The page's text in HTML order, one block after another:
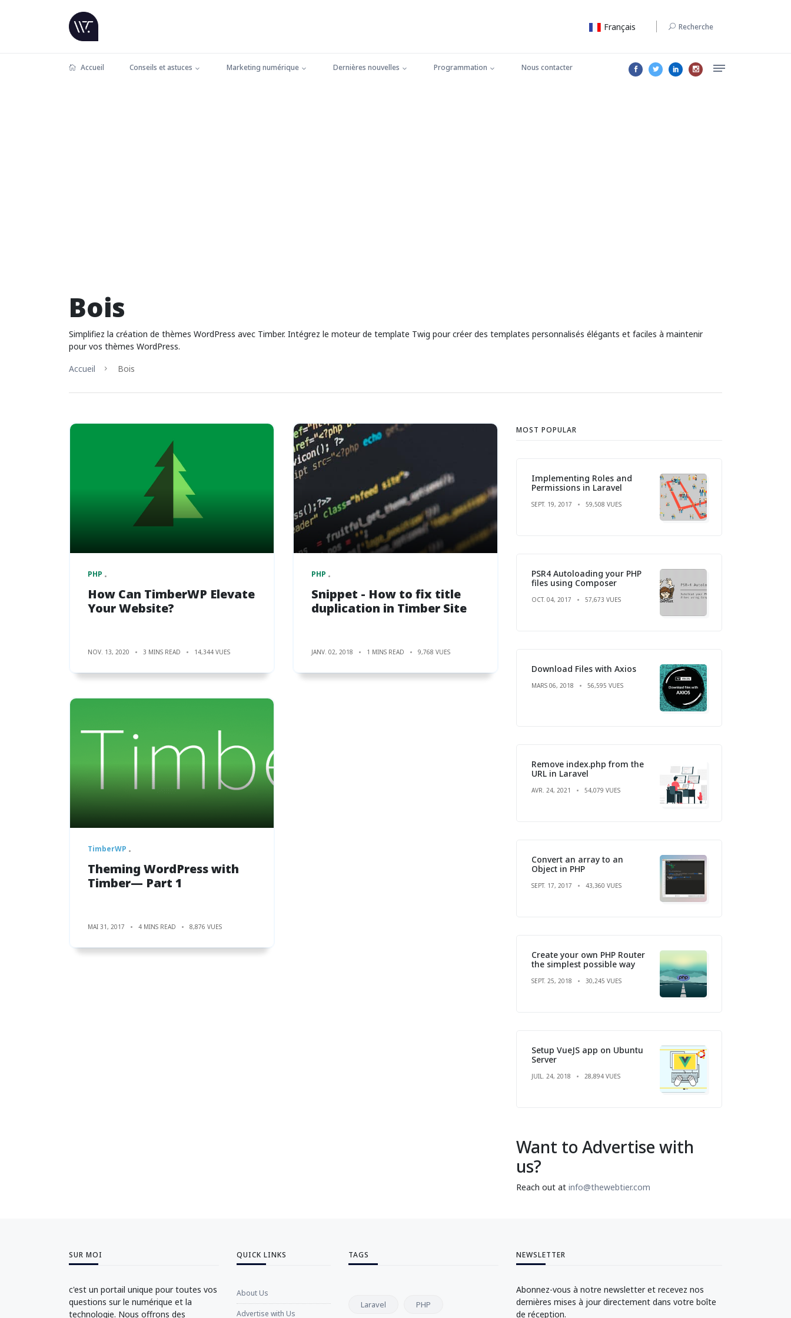
Français Recherche
Accueil Conseils et astuces Marketing numérique Dernières nouvelles Programmation Nous contacter
Bois
Simplifiez la création de thèmes WordPress avec Timber. Intégrez le moteur de template Twig pour créer des templates personnalisés élégants et faciles à maintenir
pour vos thèmes WordPress.
Accueil
Bois
PHP
How Can TimberWP Elevate
Your Website?
NOV. 13, 2020 3 MINS READ 14,344 VUES
PHP
Snippet - How to fix title
duplication in Timber Site
JANV. 02, 2018 1 MINS READ 9,768 VUES
TimberWP
Theming WordPress with
Timber— Part 1
MAI 31, 2017 4 MINS READ 8,876 VUES
MOST POPULAR
Implementing Roles and
Permissions in Laravel
SEPT. 19, 2017 59,508 VUES
PSR4 Autoloading your PHP
files using Composer
OCT. 04, 2017 57,673 VUES
Download Files with Axios
MARS 06, 2018 56,595 VUES
Remove index.php from the
URL in Laravel
AVR. 24, 2021 54,079 VUES
Convert an array to an
Object in PHP
SEPT. 17, 2017 43,360 VUES
Create your own PHP Router
the simplest possible way
SEPT. 25, 2018 30,245 VUES
Setup VueJS app on Ubuntu
Server
JUIL. 24, 2018 28,894 VUES
Want to Advertise with
us?
Reach out at info@thewebtier.com
SUR MOI
c'est un portail unique pour toutes vos
questions sur le numérique et la
technologie. Nous offrons des
QUICK LINKS
About Us
Advertise with Us
TAGS
Laravel PHP
NEWSLETTER
Abonnez-vous à notre newsletter et recevez nos
dernières mises à jour directement dans votre boîte
de réception.